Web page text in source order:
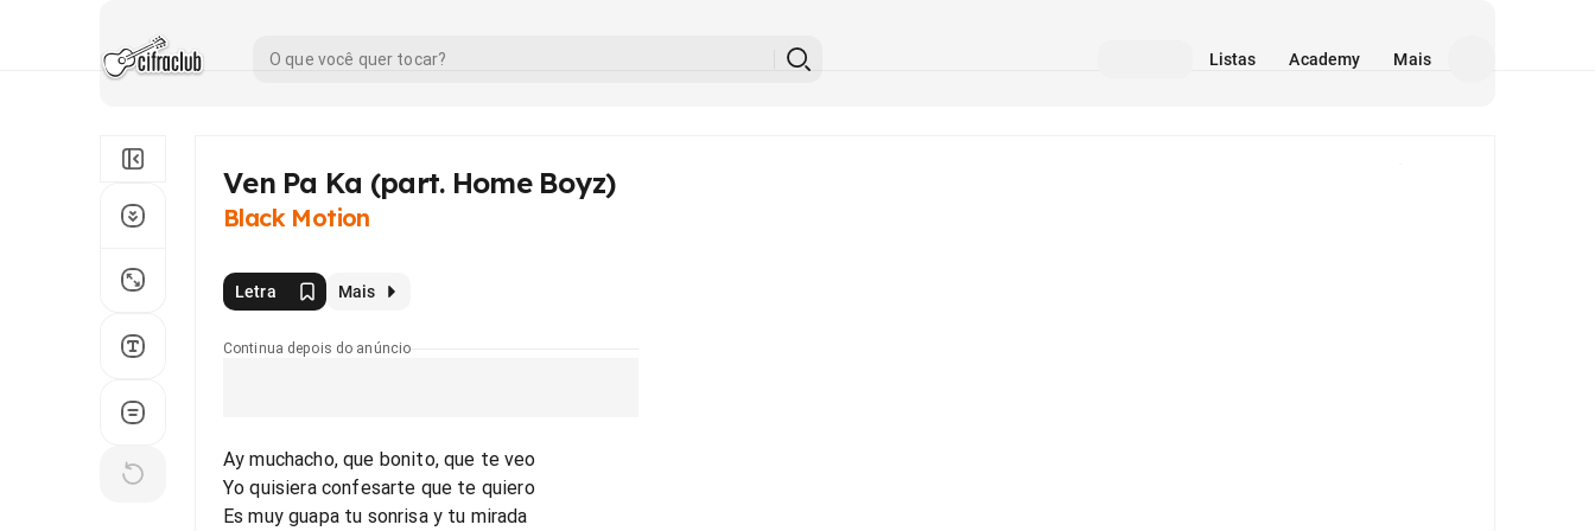
Listas Academy Mais
Ven Pa Ka (part. Home Boyz)
Black Motion
Letra Mais
Continua depois do anúncio
Ay muchacho, que bonito, que te veo
Yo quisiera confesarte que te quiero
Es muy guapa tu sonrisa y tu mirada